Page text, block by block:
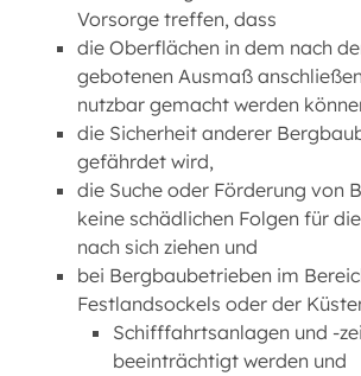
Vorsorge treffen, dass
die Oberflächen in dem nach
gebotenen Ausmaß
nutzbar gemacht werden
die Sicherheit anderer
gefährdet wird,
die Suche oder Förderung von
keine schädlichen Folgen für
nach sich ziehen und
bei Bergbaubetrieben im
Festlandsockels oder der
Schifffahrtsanlagen und -
beeinträchtigt werden und